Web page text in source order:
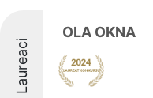
Laureaci
OLA OKNA